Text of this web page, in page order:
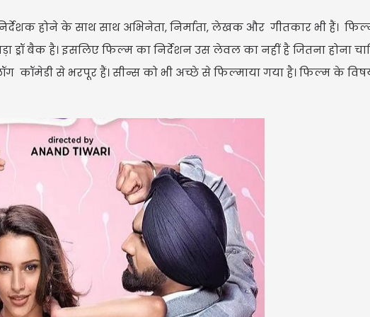
होने के साथ साथ अभिनेता, निर्माता, लेखक और गीतकार भी हैं।
बैक है। इसलिए फिल्म का निर्देशन उस लेवल का नहीं है जितना होना
कॉमेडी से भरपूर हैं। सीन्स को भी अच्छे से फिल्माया गया है। फिल्म के